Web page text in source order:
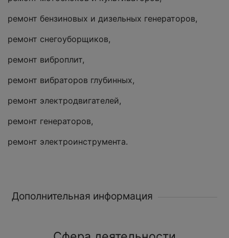
ремонт бензиновых и дизельных генераторов,
ремонт снегоуборщиков,
ремонт виброплит,
ремонт вибраторов глубинных,
ремонт электродвигателей,
ремонт генераторов,
ремонт электроинструмента.
Дополнительная информация